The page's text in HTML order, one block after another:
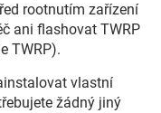
rootnutím zařízení
ani flashovat TWRP
TWRP).
vlastní
žádný jiný